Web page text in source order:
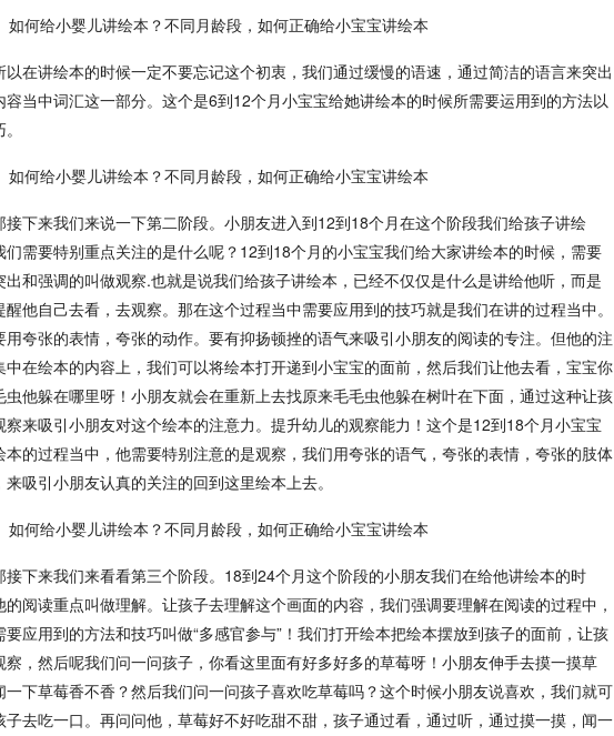
以在讲绘本的时候一定不要忘记这个初衷，我们通过缓慢的语速，通过简洁的语言来突出
容当中词汇这一部分。这个是6到12个月小宝宝给她讲绘本的时候所需要运用到的方法以
接下来我们来说一下第二阶段。小朋友进入到12到18个月在这个阶段我们给孩子讲绘
们需要特别重点关注的是什么呢？12到18个月的小宝宝我们给大家讲绘本的时候，需要
出和强调的叫做观察.也就是说我们给孩子讲绘本，已经不仅仅是什么是讲给他听，而是
醒他自己去看，去观察。那在这个过程当中需要应用到的技巧就是我们在讲的过程当中。
用夸张的表情，夸张的动作。要有抑扬顿挫的语气来吸引小朋友的阅读的专注。但他的注
中在绘本的内容上，我们可以将绘本打开递到小宝宝的面前，然后我们让他去看，宝宝你
虫他躲在哪里呀！小朋友就会在重新上去找原来毛毛虫他躲在树叶在下面，通过这种让孩
察来吸引小朋友对这个绘本的注意力。提升幼儿的观察能力！这个是12到18个月小宝宝
本的过程当中，他需要特别注意的是观察，我们用夸张的语气，夸张的表情，夸张的肢体
来吸引小朋友认真的关注的回到这里绘本上去。
接下来我们来看看第三个阶段。18到24个月这个阶段的小朋友我们在给他讲绘本的时
的阅读重点叫做理解。让孩子去理解这个画面的内容，我们强调要理解在阅读的过程中，
要应用到的方法和技巧叫做“多感官参与”！我们打开绘本把绘本摆放到孩子的面前，让孩
察，然后呢我们问一问孩子，你看这里面有好多好多的草莓呀！小朋友伸手去摸一摸草
一下草莓香不香？然后我们问一问孩子喜欢吃草莓吗？这个时候小朋友说喜欢，我们就可
子去吃一口。再问问他，草莓好不好吃甜不甜，孩子通过看，通过听，通过摸一摸，闻一